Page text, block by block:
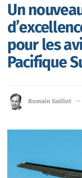
Un
pour les
Pacifique
Romain Guillot